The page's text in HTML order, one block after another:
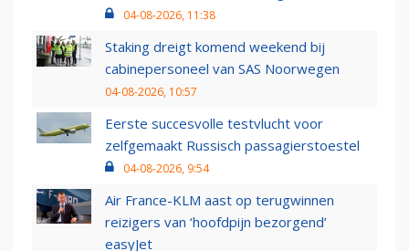
04-08-2026, 11:38
Staking dreigt komend weekend bij
cabinepersoneel van SAS Noorwegen
04-08-2026, 10:57
Eerste succesvolle testvlucht voor
zelfgemaakt Russisch passagierstoestel
04-08-2026, 9:54
Air France-KLM aast op terugwinnen
reizigers van ‘hoofdpijn bezorgend’
easyJet